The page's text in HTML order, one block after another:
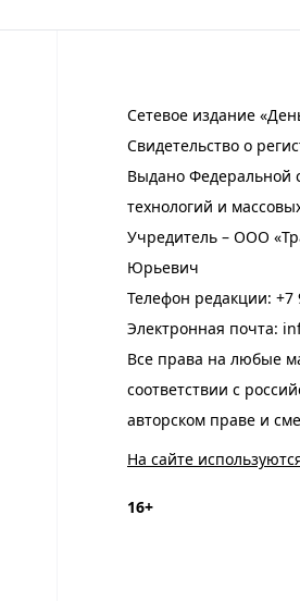
Сетевое издание
Свидетельство о
Выдано Федеральной
технологий и
Учредитель – ООО
Юрьевич
Телефон редакции: +7
Электронная почта:
Все права на любые
соответствии с
авторском праве и
На сайте
16+